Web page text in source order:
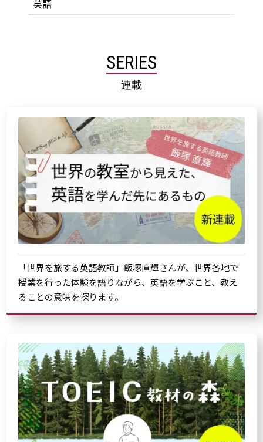
英語
SERIES
連載
「世界を旅する英語教師」飯塚直輝さんが、世界各地で
授業を行った体験を語りながら、英語を学ぶこと、教え
ることの意味を探ります。